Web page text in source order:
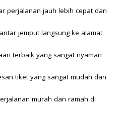
perjalanan jauh lebih cepat dan
jemput langsung ke alamat
terbaik yang sangat nyaman
tiket yang sangat mudah dan
murah dan ramah di